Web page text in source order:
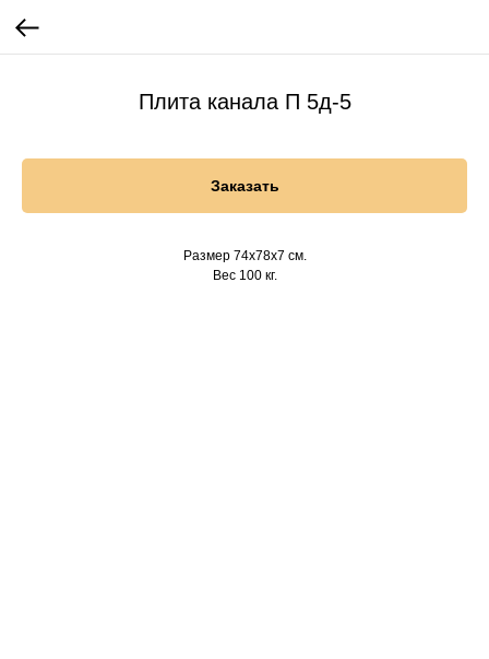
Плита канала П 5д-5
Заказать
Размер 74х78х7 см.
Вес 100 кг.